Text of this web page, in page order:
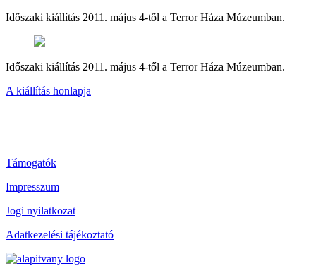
Időszaki kiállítás 2011. május 4-től a Terror Háza Múzeumban.
Időszaki kiállítás 2011. május 4-től a Terror Háza Múzeumban.
A kiállítás honlapja
Támogatók
Impresszum
Jogi nyilatkozat
Adatkezelési tájékoztató